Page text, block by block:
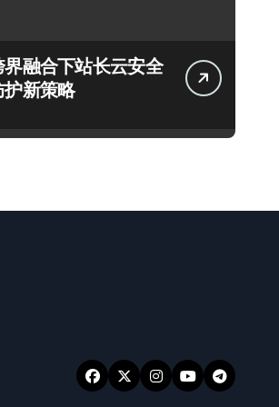
界融合下站长云安全
护新策略